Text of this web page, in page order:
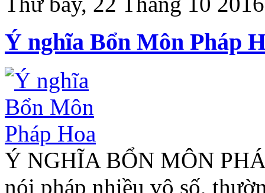
Ý nghĩa Bổn Môn Pháp
Ý NGHĨA BỔN MÔN
nói pháp nhiều vô số,